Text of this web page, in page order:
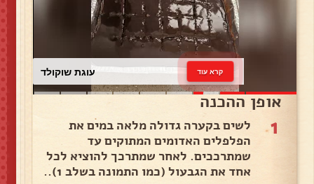
עוגת שוקולד קרא עוד
אופן ההכנה
1
לשים בקערה גדולה מלאה במים את
הפלפלים האדומים המתוקים עד
שמתרככים. לאחר שמתרכך להוציא לכל
אחד את הגבעול (כמו התמונה בשלב 1)..